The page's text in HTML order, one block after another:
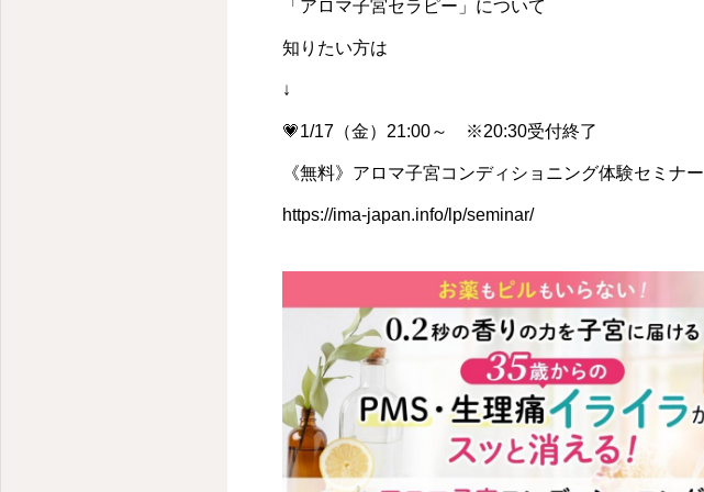
「アロマ子宮セラピー」について
知りたい方は
↓
💗1/17（金）21:00～ ※20:30受付終了
《無料》アロマ子宮コンディショニング体験セミナー
https://ima-japan.info/lp/seminar/